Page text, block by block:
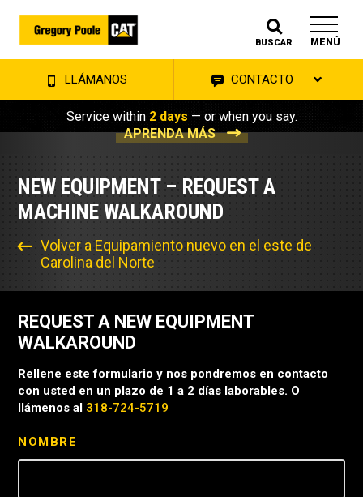
BUSCAR MENÚ
LLÁMANOS CONTACTO
Service within 2 days — or when you say.
APRENDA MÁS
NEW EQUIPMENT – REQUEST A
MACHINE WALKAROUND
Volver a Equipamiento nuevo en el este de
Carolina del Norte
REQUEST A NEW EQUIPMENT
WALKAROUND
Rellene este formulario y nos pondremos en contacto
con usted en un plazo de 1 a 2 días laborables. O
llámenos al 318-724-5719
NOMBRE